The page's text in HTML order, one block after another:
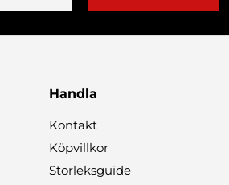
Handla
Kontakt
Köpvillkor
Storleksguide